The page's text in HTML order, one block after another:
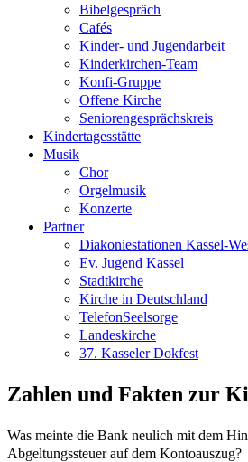
Bibelgespräch
Cafés
Kinder- und Jugendarbeit
Kinderkirchen-Team
Konfi-Gruppe
Offene Kirche
Seniorengesprächskreis
Kindertagesstätte
Musik
Chor
Orgelmusik
Konzerte
Partner
Diakoniestationen Kassel-
Ev. Jugend Kassel
Stadtkirche
Kirche in Deutschland
TelefonSeelsorge
Landeskirche
37. Kasseler Dokfest
Zahlen und Fakten zur
Was meinte die Bank neulich mit dem
Abgeltungssteuer auf dem Kontoauszug?